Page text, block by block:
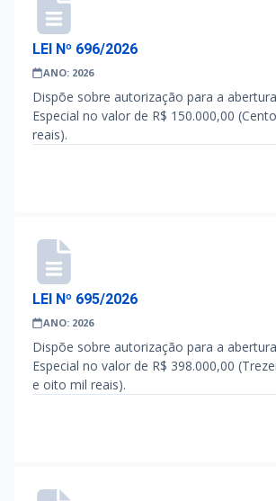
LEI Nº 696/2026
ANO: 2026
Dispõe sobre autorização para a
Especial no valor de R$ 150.000,00
reais).
LEI Nº 695/2026
ANO: 2026
Dispõe sobre autorização para a
Especial no valor de R$ 398.000,00
e oito mil reais).